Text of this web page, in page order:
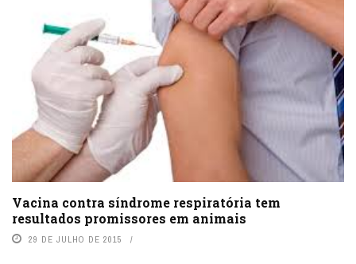
Vacina contra síndrome respiratória tem
resultados promissores em animais
29 DE JULHO DE 2015